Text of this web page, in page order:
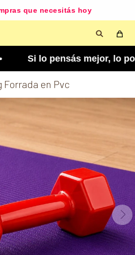
que necesitás hoy
pensás mejor, lo
Forrada en Pvc